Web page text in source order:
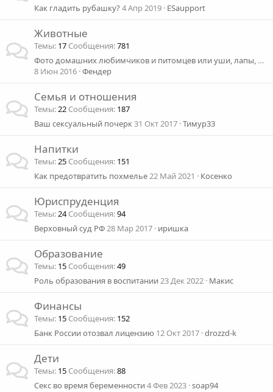
Как гладить рубашку?4 Апр 2019 ESaupport
Животные
Темы 17 Сообщения 781
Фото домашних любимчиков и питомцев или уши, лапы, хвост
8 Июн 2016 Фендер
Семья и отношения
Темы 22 Сообщения 187
Ваш сексуальный почерк31 Окт 2017 Тимур33
Напитки
Темы 25 Сообщения 151
Как предотвратить похмелье22 Май 2021 Косенко
Юриспруденция
Темы 24 Сообщения 94
Верховный суд РФ28 Мар 2017 иришка
Образование
Темы 15 Сообщения 49
Роль образования в воспитании23 Дек 2022 Макис
Финансы
Темы 15 Сообщения 152
Банк России отозвал лицензию 12 Окт 2017 drozzd-k
Дети
Темы 15 Сообщения 88
Секс во время беременности4 Фев 2023 soap94